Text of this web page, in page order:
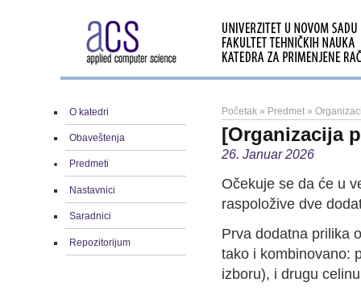
O katedri
Obaveštenja
Predmeti
Nastavnici
Saradnici
Repozitorijum
Početak » Predmet »
[Organizacija
26. Januar 2026
Očekuje se da će u
raspoložive dve
Prva dodatna prilika
tako i kombinovano:
izboru), i drugu